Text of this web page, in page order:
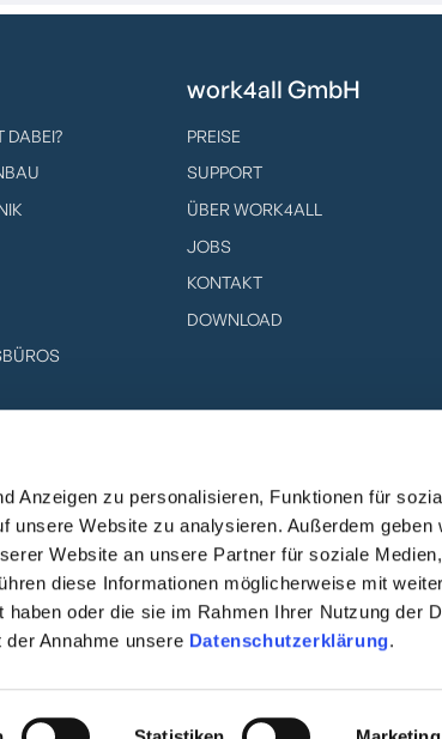
Anzeigen zu personalisieren, Funktionen für
unsere Website zu analysieren. Außerdem geben
Website an unsere Partner für soziale
diese Informationen möglicherweise mit
oder die sie im Rahmen Ihrer Nutzung der
Annahme unsere Datenschutzerklärung.
DABEI?
work4all GmbH
PREISE
SUPPORT
ÜBER WORK4ALL
JOBS
KONTAKT
DOWNLOAD